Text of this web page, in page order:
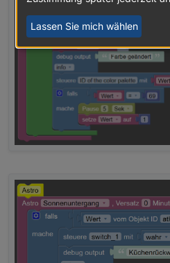
Lassen Sie mich wählen